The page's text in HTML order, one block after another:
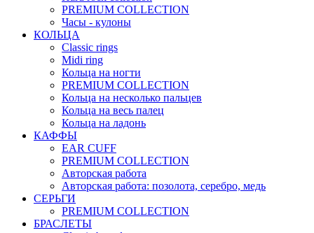
PREMIUM COLLECTION
Часы - кулоны
КОЛЬЦА
Classic rings
Midi ring
Кольца на ногти
PREMIUM COLLECTION
Кольца на несколько пальцев
Кольца на весь палец
Кольца на ладонь
КАФФЫ
EAR CUFF
PREMIUM COLLECTION
Авторская работа
Авторская работа: позолота, серебро, медь
СЕРЬГИ
PREMIUM COLLECTION
БРАСЛЕТЫ